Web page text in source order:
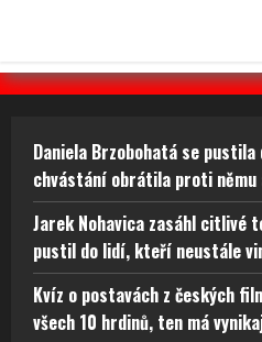
Daniela Brzobohatá se
chvástání obrátila proti němu
Jarek Nohavica zasáhl citlivé
pustil do lidí, kteří neustále
Kvíz o postavách z českých
všech 10 hrdinů, ten má